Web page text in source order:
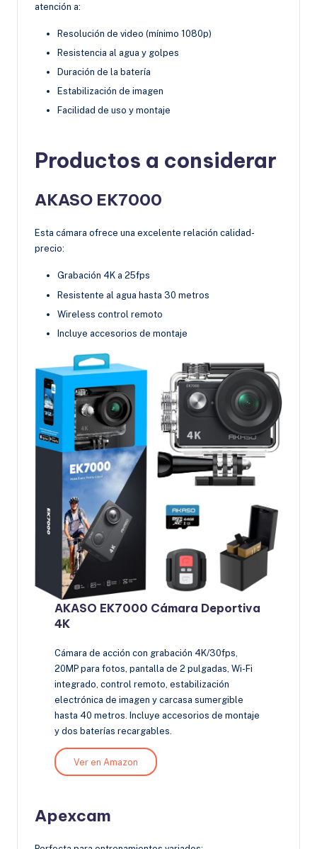
atención a:
Resolución de video (mínimo 1080p)
Resistencia al agua y golpes
Duración de la batería
Estabilización de imagen
Facilidad de uso y montaje
Productos a considerar
AKASO EK7000
Esta cámara ofrece una excelente relación calidad-
precio:
Grabación 4K a 25fps
Resistente al agua hasta 30 metros
Wireless control remoto
Incluye accesorios de montaje
AKASO EK7000 Cámara Deportiva
4K
Cámara de acción con grabación 4K/30fps,
20MP para fotos, pantalla de 2 pulgadas, Wi-Fi
integrado, control remoto, estabilización
electrónica de imagen y carcasa sumergible
hasta 40 metros. Incluye accesorios de montaje
y dos baterías recargables.
Ver en Amazon
Apexcam